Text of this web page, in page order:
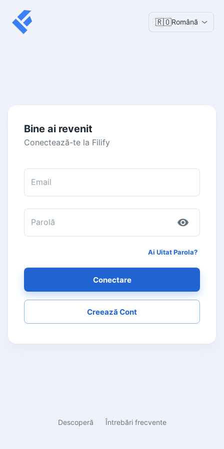
🇷🇴Română
Bine ai revenit
Conectează-te la Filify
Email
Parolă
Ai Uitat Parola?
Conectare
Creează Cont
Descoperă Întrebări frecvente